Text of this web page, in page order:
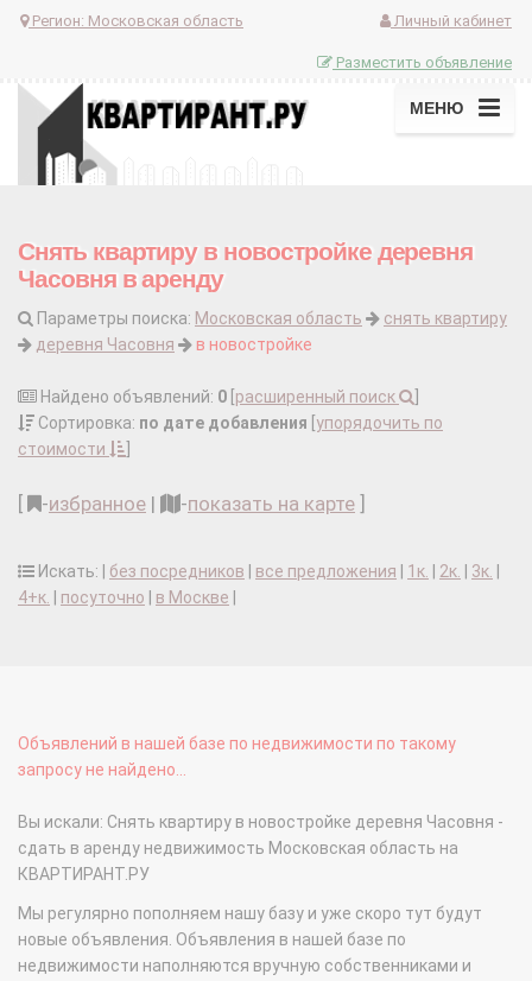
Регион: Московская область Личный кабинет
Разместить объявление
МЕНЮ
Снять квартиру в новостройке деревня
Часовня в аренду
Параметры поиска: Московская область
снять квартиру
деревня Часовня
в новостройке
Найдено объявлений: 0 расширенный поиск
Сортировка: по дате добавления упорядочить по
стоимости
-избранное | -показать на карте
Искать: | без посредников все предложения 1к. 2к. 3к.
4+к.
посуточно в Москве
Объявлений в нашей базе по недвижимости по такому
запросу не найдено...
Вы искали: Снять квартиру в новостройке деревня Часовня -
сдать в аренду недвижимость Московская область на
КВАРТИРАНТ.РУ
Мы регулярно пополняем нашу базу и уже скоро тут будут
новые объявления. Объявления в нашей базе по
недвижимости наполняются вручную собственниками и